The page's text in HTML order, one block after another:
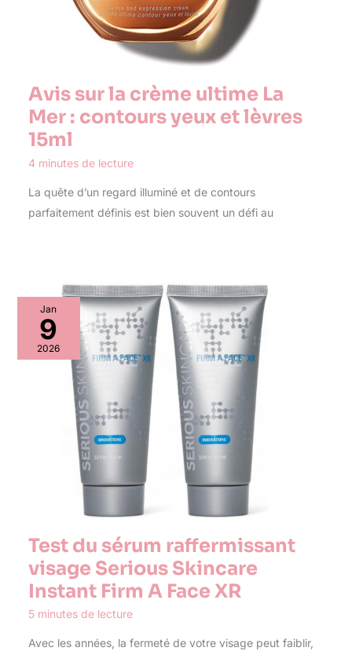
Avis sur la crème ultime La
Mer : contours yeux et lèvres
15ml
4 minutes de lecture
La quête d’un regard illuminé et de contours
parfaitement définis est bien souvent un défi au
Jan
9
2026
Test du sérum raffermissant
visage Serious Skincare
Instant Firm A Face XR
5 minutes de lecture
Avec les années, la fermeté de votre visage peut faiblir,